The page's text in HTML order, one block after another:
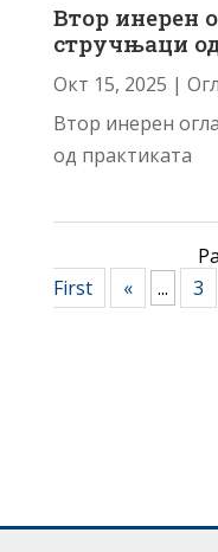
Втор инерен
стручњаци
Окт 15, 2025 |
Втор инерен
од практиката
First
« ... 3